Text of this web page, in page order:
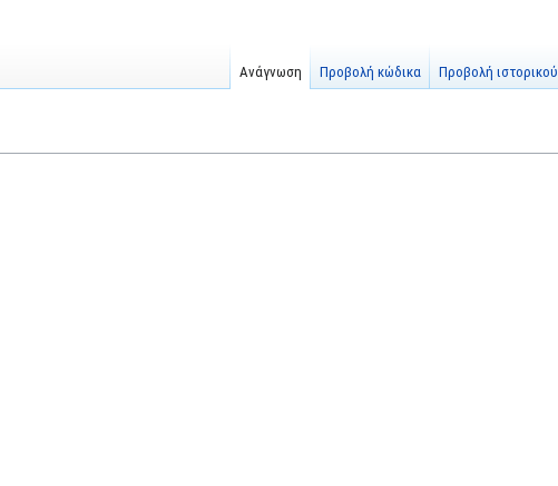
Ανάγνωση Προβολή κώδικα Προβολή ιστορικού